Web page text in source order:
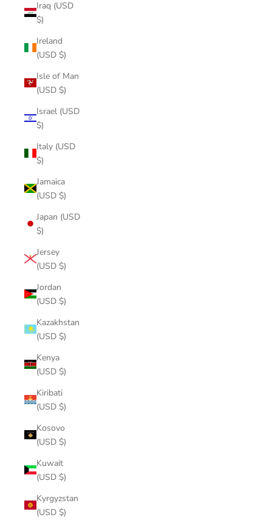
Iraq (USD
$)
Ireland
(USD $)
Isle of Man
(USD $)
Israel (USD
$)
Italy (USD
$)
Jamaica
(USD $)
Japan (USD
$)
Jersey
(USD $)
Jordan
(USD $)
Kazakhstan
(USD $)
Kenya
(USD $)
Kiribati
(USD $)
Kosovo
(USD $)
Kuwait
(USD $)
Kyrgyzstan
(USD $)